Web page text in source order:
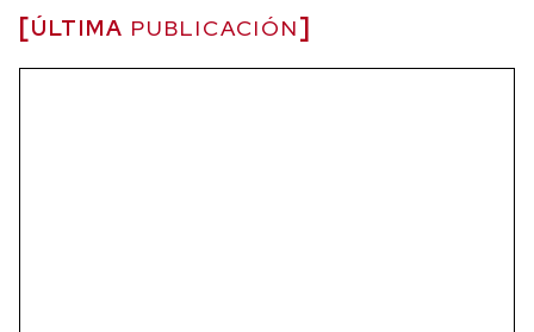
ÚLTIMA PUBLICACIÓN